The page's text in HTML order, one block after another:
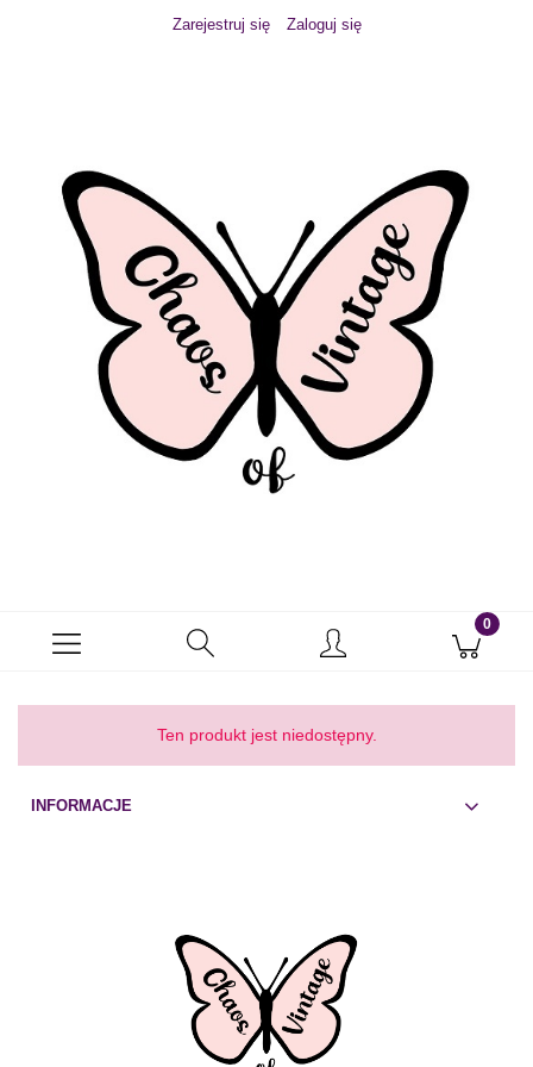
Zarejestruj się Zaloguj się
Ten produkt jest niedostępny.
INFORMACJE